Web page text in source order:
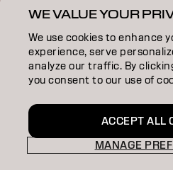
Déclaration d’accessibilité
CA | French
Goldwell
WE VALUE YOUR
We use cookies to enhance
experience, serve
analyze our traffic. By
you consent to our use of
MANAGE
ACCEPT ALL